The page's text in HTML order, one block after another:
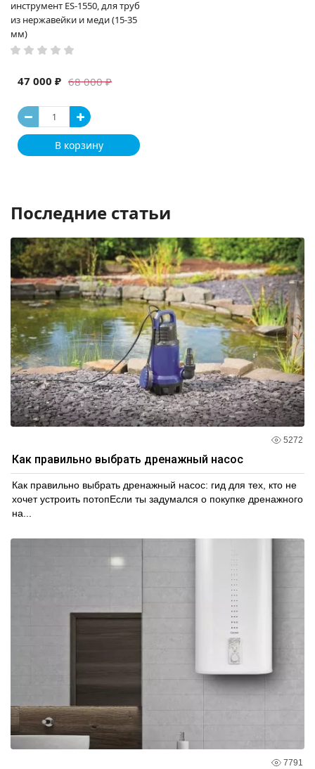
инструмент ES-1550, для труб
из нержавейки и меди (15-35
мм)
68 000 ₽
47 000 ₽
В корзину
Последние статьи
5272
Как правильно выбрать дренажный насос
Как правильно выбрать дренажный насос: гид для тех, кто не
хочет устроить потопЕсли ты задумался о покупке дренажного
на...
7791